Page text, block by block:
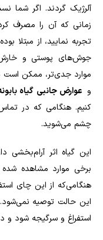
آلرژیک گردند. اگر شما
زمانی که آن را مصرف
تجربه نمایید، از مبتلا
جوش‌های پوستی و خارش
موارد جدی‌تر، ممکن است
و عوارض جانبی گیاه
کنیم. هنگامی که در
چشم می‌شوید.
این گیاه اثر آرام‌بخشی
برخی موارد مشاهده
هنگامی‌که از این چای
این حالت توصیه
استفراغ و سرگیجه شود و